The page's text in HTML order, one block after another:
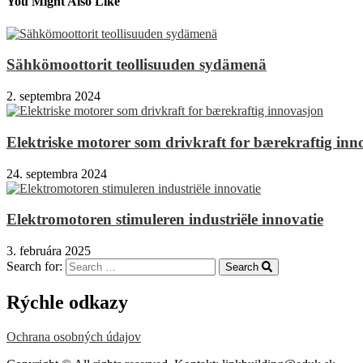
Sähkömoottorit teollisuuden sydämenä
2. septembra 2024
Elektriske motorer som drivkraft for bærekraftig
24. septembra 2024
Elektromotoren stimuleren industriële innovatie
3. februára 2025
Search for:
Search
Rýchle odkazy
Ochrana osobných údajov